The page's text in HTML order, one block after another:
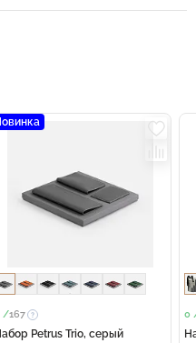
/167
Petrus Trio, серый
0